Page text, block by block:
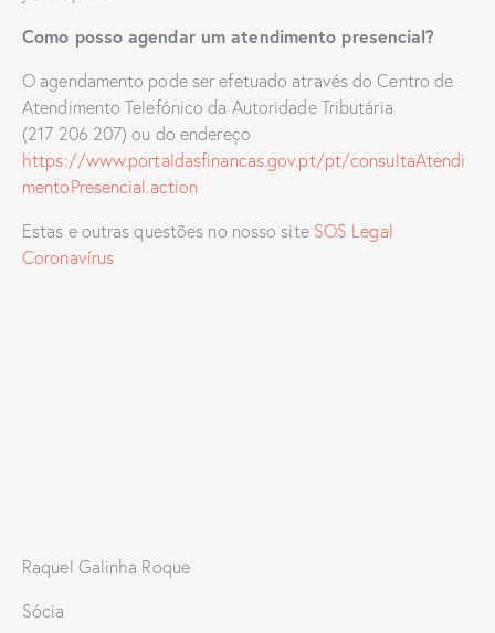
Como posso agendar um atendimento presencial?
O agendamento pode ser efetuado através do Centro de
Atendimento Telefónico da Autoridade Tributária
(217 206 207) ou do endereço
https://www.portaldasfinancas.gov.pt/pt/consultaAtendi
mentoPresencial.action
Estas e outras questões no nosso site SOS Legal
Coronavírus
Raquel Galinha Roque
Sócia